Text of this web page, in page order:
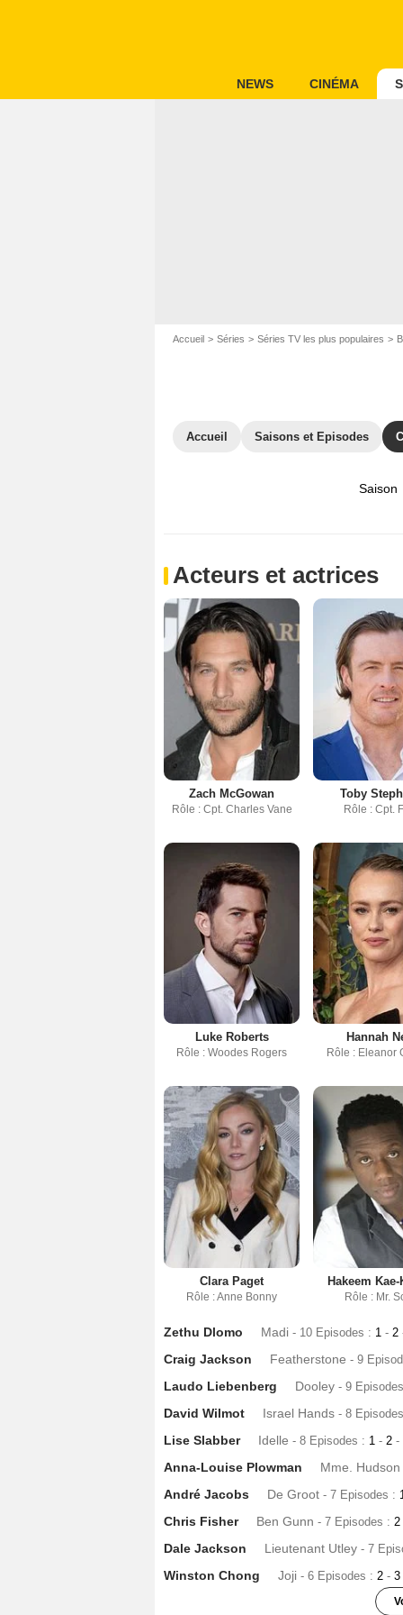
NEWS CINÉMA
Accueil Séries Séries TV les plus populaires
Accueil Saisons et Episodes
Saison
Acteurs et actrices
Zach McGowan
Rôle : Cpt. Charles Vane
Toby
Rôle : Cpt.
Luke Roberts
Rôle : Woodes Rogers
Hannah
Rôle : Eleanor
Clara Paget
Rôle : Anne Bonny
Hakeem
Rôle : Mr.
Zethu Dlomo Madi - 10 Episodes : 1 - 2
Craig Jackson Featherstone - 9
Laudo Liebenberg Dooley - 9
David Wilmot Israel Hands - 8
Lise Slabber Idelle - 8 Episodes : 1 - 2 -
Anna-Louise Plowman Mme. Hudson
André Jacobs De Groot - 7 Episodes : 1
Chris Fisher Ben Gunn - 7 Episodes : 2
Dale Jackson Lieutenant Utley - 7
Winston Chong Joji - 6 Episodes : 2 - 3